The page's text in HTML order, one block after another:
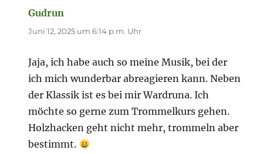
Gudrun
Juni 12, 2025 um 6:14 p.m. Uhr
Jaja, ich habe auch so meine Musik, bei der
ich mich wunderbar abreagieren kann. Neben
der Klassik ist es bei mir Wardruna. Ich
möchte so gerne zum Trommelkurs gehen.
Holzhacken geht nicht mehr, trommeln aber
bestimmt.